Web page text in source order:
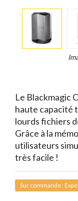
info
Legend...
Le Blackmagic
haute capacité
lourds fichiers
Grâce à la
utilisateurs
très facile !
Sur commande :